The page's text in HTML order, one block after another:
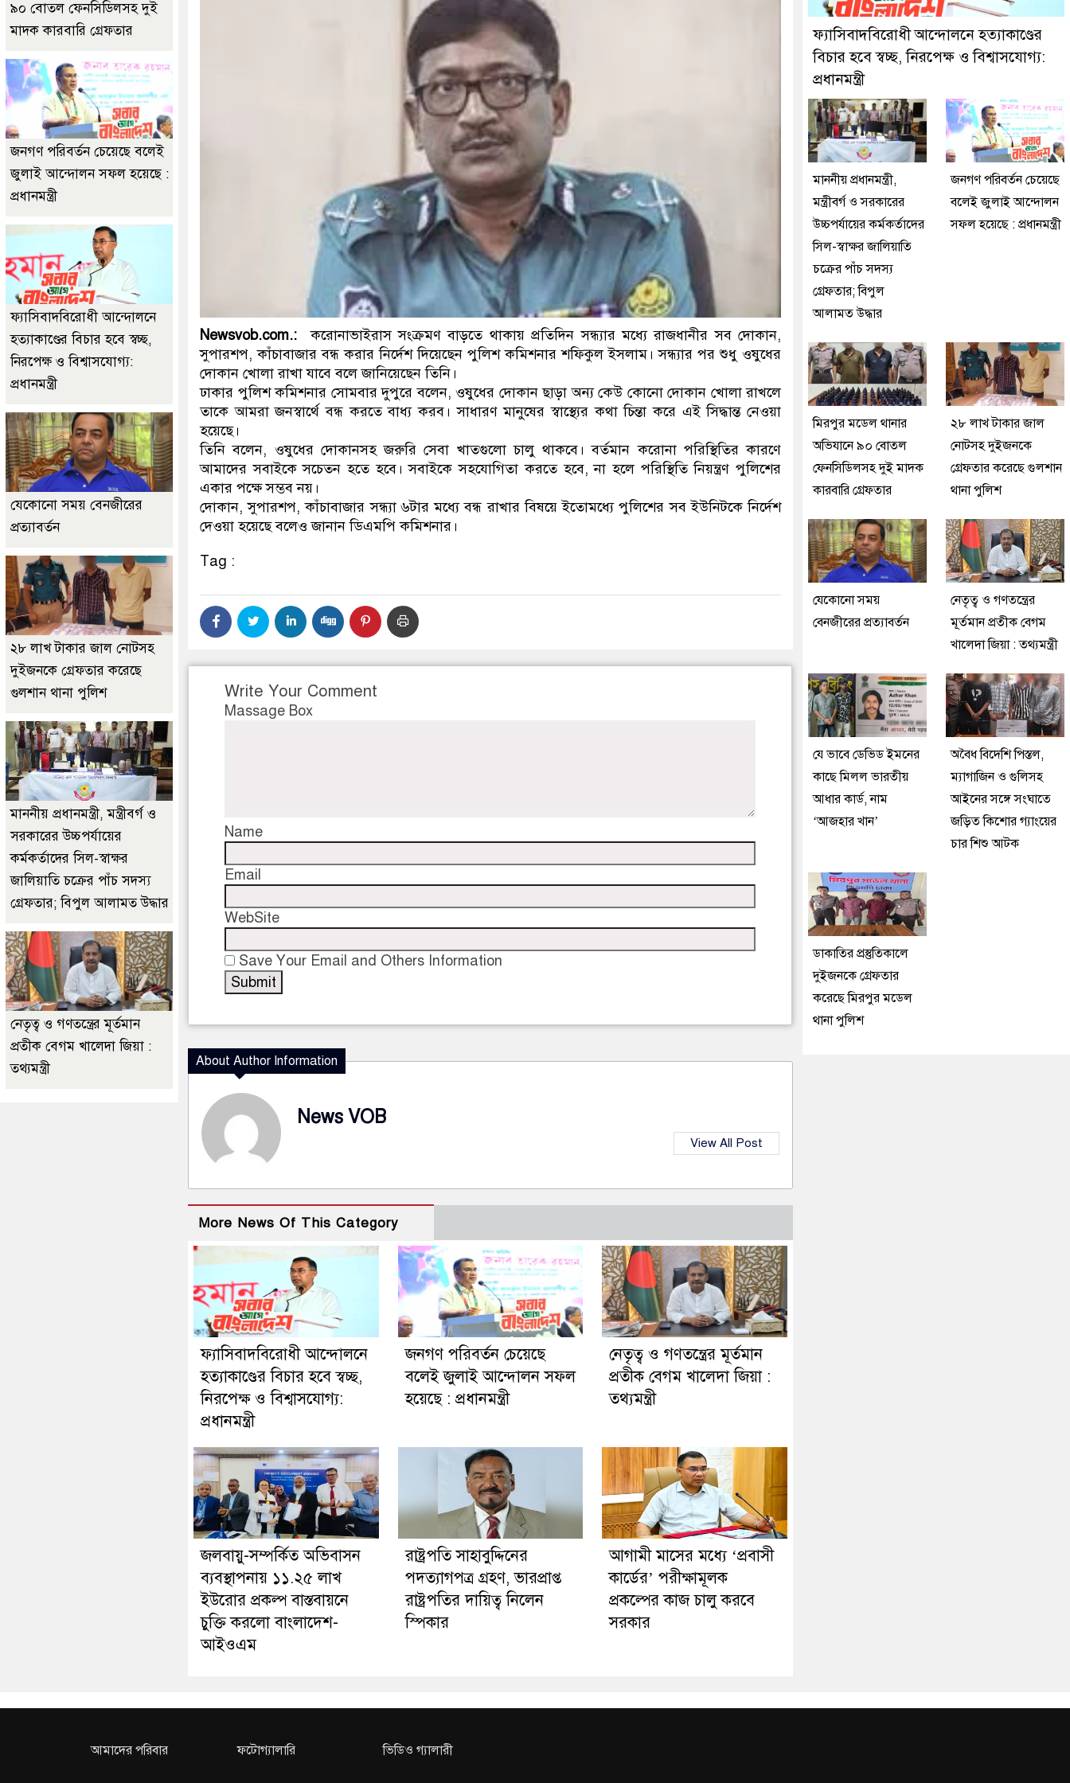
ডাকাতির প্রস্তুতিকালে দুইজনকে গ্রেফতার করেছে মিরপুর মডেল থানা পুলিশ
Newsvob.com.:
করোনাভাইরাস সংক্রমণ বাড়তে থাকায় প্রতিদিন সন্ধ্যার মধ্যে রাজধানীর সব দোকান,
সুপারশপ, কাঁচাবাজার বন্ধ করার নির্দেশ দিয়েছেন পুলিশ কমিশনার শফিকুল ইসলাম। সন্ধ্যার পর শুধু ওষুধের
দোকান খোলা রাখা যাবে বলে জানিয়েছেন তিনি।
ঢাকার পুলিশ কমিশনার সোমবার দুপুরে বলেন, ওষুধের দোকান ছাড়া অন্য কেউ কোনো দোকান খোলা রাখলে
তাকে আমরা জনস্বার্থে বন্ধ করতে বাধ্য করব। সাধারণ মানুষের স্বাস্থ্যের কথা চিন্তা করে এই সিদ্ধান্ত নেওয়া
হয়েছে।
তিনি বলেন, ওষুধের দোকানসহ জরুরি সেবা খাতগুলো চালু থাকবে। বর্তমান করোনা পরিস্থিতির কারণে
আমাদের সবাইকে সচেতন হতে হবে। সবাইকে সহযোগিতা করতে হবে, না হলে পরিস্থিতি নিয়ন্ত্রণ পুলিশের
একার পক্ষে সম্ভব নয়।
দোকান, সুপারশপ, কাঁচাবাজার সন্ধ্যা ৬টার মধ্যে বন্ধ রাখার বিষয়ে ইতোমধ্যে পুলিশের সব ইউনিটকে নির্দেশ
দেওয়া হয়েছে বলেও জানান ডিএমপি কমিশনার।
Tag :
Write Your Comment
Massage Box
Name
Email
WebSite
Save Your Email and Others Information
About Author Information
News VOB
View All Post
More News Of This Category
ফ্যাসিবাদবিরোধী আন্দোলনে
হত্যাকাণ্ডের বিচার হবে স্বচ্ছ,
নিরপেক্ষ ও বিশ্বাসযোগ্য:
প্রধানমন্ত্রী
জনগণ পরিবর্তন চেয়েছে
বলেই জুলাই আন্দোলন সফল
হয়েছে : প্রধানমন্ত্রী
নেতৃত্ব ও গণতন্ত্রের মূর্তমান
প্রতীক বেগম খালেদা জিয়া :
তথ্যমন্ত্রী
জলবায়ু-সম্পর্কিত অভিবাসন
ব্যবস্থাপনায় ১১.২৫ লাখ
ইউরোর প্রকল্প বাস্তবায়নে
চুক্তি করলো বাংলাদেশ-
আইওএম
রাষ্ট্রপতি সাহাবুদ্দিনের
পদত্যাগপত্র গ্রহণ, ভারপ্রাপ্ত
রাষ্ট্রপতির দায়িত্ব নিলেন
স্পিকার
আগামী মাসের মধ্যে ‘প্রবাসী
কার্ডের’ পরীক্ষামূলক
প্রকল্পের কাজ চালু করবে
সরকার
৯০ বোতল ফেনসিডিলসহ দুই
মাদক কারবারি গ্রেফতার
জনগণ পরিবর্তন চেয়েছে বলেই
জুলাই আন্দোলন সফল হয়েছে :
প্রধানমন্ত্রী
ফ্যাসিবাদবিরোধী আন্দোলনে
হত্যাকাণ্ডের বিচার হবে স্বচ্ছ,
নিরপেক্ষ ও বিশ্বাসযোগ্য:
প্রধানমন্ত্রী
যেকোনো সময় বেনজীরের
প্রত্যাবর্তন
২৮ লাখ টাকার জাল নোটসহ
দুইজনকে গ্রেফতার করেছে
গুলশান থানা পুলিশ
মাননীয় প্রধানমন্ত্রী, মন্ত্রীবর্গ ও
সরকারের উচ্চপর্যায়ের
কর্মকর্তাদের সিল-স্বাক্ষর
জালিয়াতি চক্রের পাঁচ সদস্য
গ্রেফতার; বিপুল আলামত উদ্ধার
নেতৃত্ব ও গণতন্ত্রের মূর্তমান
প্রতীক বেগম খালেদা জিয়া :
তথ্যমন্ত্রী
ফ্যাসিবাদবিরোধী আন্দোলনে হত্যাকাণ্ডের
বিচার হবে স্বচ্ছ, নিরপেক্ষ ও বিশ্বাসযোগ্য:
প্রধানমন্ত্রী
মাননীয় প্রধানমন্ত্রী,
মন্ত্রীবর্গ ও সরকারের
উচ্চপর্যায়ের কর্মকর্তাদের
সিল-স্বাক্ষর জালিয়াতি
চক্রের পাঁচ সদস্য
গ্রেফতার; বিপুল
আলামত উদ্ধার
জনগণ পরিবর্তন চেয়েছে
বলেই জুলাই আন্দোলন
সফল হয়েছে : প্রধানমন্ত্রী
মিরপুর মডেল থানার
অভিযানে ৯০ বোতল
ফেনসিডিলসহ দুই মাদক
কারবারি গ্রেফতার
২৮ লাখ টাকার জাল
নোটসহ দুইজনকে
গ্রেফতার করেছে গুলশান
থানা পুলিশ
যেকোনো সময়
বেনজীরের প্রত্যাবর্তন
নেতৃত্ব ও গণতন্ত্রের
মূর্তমান প্রতীক বেগম
খালেদা জিয়া : তথ্যমন্ত্রী
যে ভাবে ডেভিড ইমনের
কাছে মিলল ভারতীয়
আধার কার্ড, নাম
‘আজহার খান’
অবৈধ বিদেশি পিস্তল,
ম্যাগাজিন ও গুলিসহ
আইনের সঙ্গে সংঘাতে
জড়িত কিশোর গ্যাংয়ের
চার শিশু আটক
ডাকাতির প্রস্তুতিকালে
দুইজনকে গ্রেফতার
করেছে মিরপুর মডেল
থানা পুলিশ
আমাদের পরিবার ফটোগ্যালারি ভিডিও গ্যালারী